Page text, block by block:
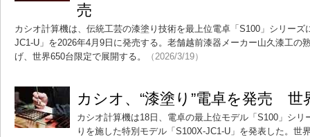
売
カシオ計算機は、伝統工芸の漆塗り技術を最上位電卓「S100」シリー
JC1-U」を2026年4月9日に発売する。老舗越前漆器メーカー山久漆工の
げ、世界650台限定で展開する。
（2026/3/19）
カシオ、“漆塗り”電卓を発売 世
カシオ計算機は18日、電卓の最上位モデル「S100」シ
りを施した特別モデル「S100X-JC1-U」を発表した。世